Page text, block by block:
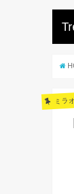
ミラ